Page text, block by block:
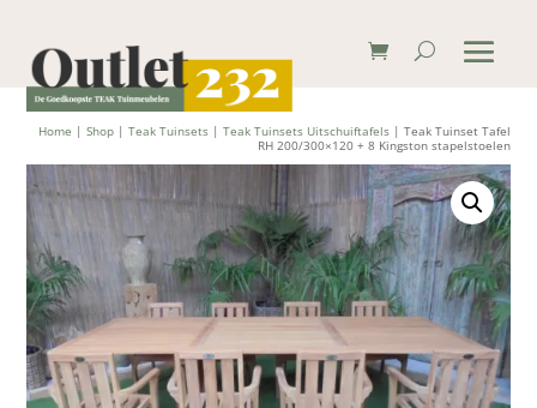
Home | Shop| Teak Tuinsets| Teak Tuinsets Uitschuiftafels| Teak Tuinset Tafel
RH 200/300×120 + 8 Kingston stapelstoelen